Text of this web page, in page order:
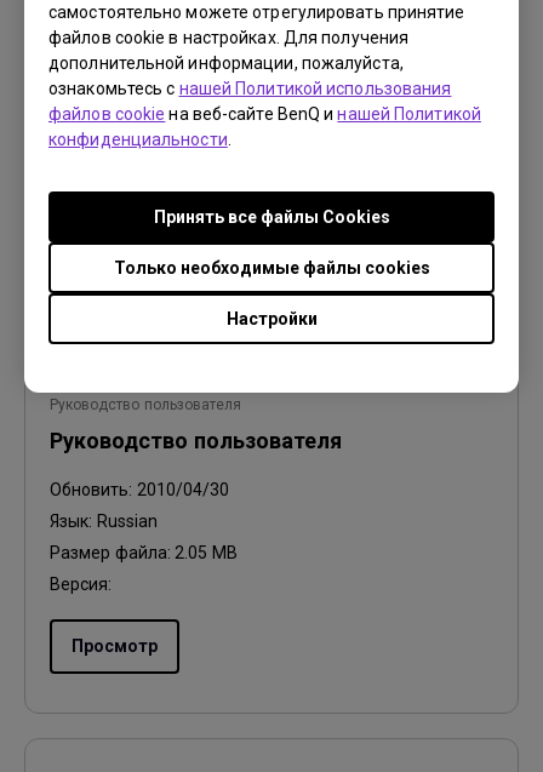
самостоятельно можете отрегулировать принятие
файлов cookie в настройках. Для получения
дополнительной информации, пожалуйста,
ознакомьтесь с нашей Политикой использования
файлов cookie на веб-сайте BenQ инашей Политикой
конфиденциальности
Настройки
Только необходимые файлы cookies
Принять все файлы Сookies
Руководство пользователя
Specifications
2010/04/30
Язык:English
Версия:
Просмотр
Руководство пользователя
Руководство пользователя
Обновить: 2010/04/30
Язык: Russian
Размер файла: 2.05 MB
Версия:
Просмотр